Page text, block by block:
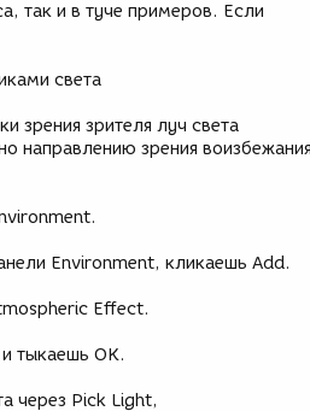
так и в туче примеров. Если
света
зрения зрителя луч света
направлению зрения
Environment, кликаешь Add.
Effect.
тыкаешь OK.
через Pick Light,